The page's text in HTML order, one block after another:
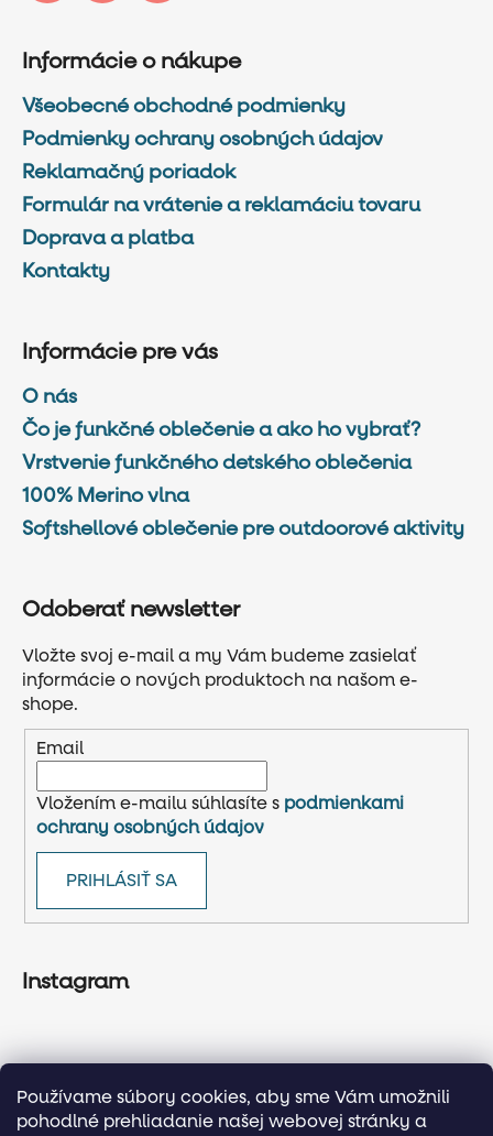
Používame súbory cookies, aby sme Vám umožnili
pohodlné prehliadanie našej webovej stránky a
Informácie o nákupe
Všeobecné obchodné podmienky
Podmienky ochrany osobných údajov
Reklamačný poriadok
Formulár na vrátenie a reklamáciu tovaru
Doprava a platba
Kontakty
Informácie pre vás
O nás
Čo je funkčné oblečenie a ako ho vybrať?
Vrstvenie funkčného detského oblečenia
100% Merino vlna
Softshellové oblečenie pre outdoorové aktivity
Odoberať newsletter
Vložte svoj e-mail a my Vám budeme zasielať
informácie o nových produktoch na našom e-
shope.
Email
Vložením e-mailu súhlasíte s podmienkami
ochrany osobných údajov
PRIHLÁSIŤ SA
Instagram